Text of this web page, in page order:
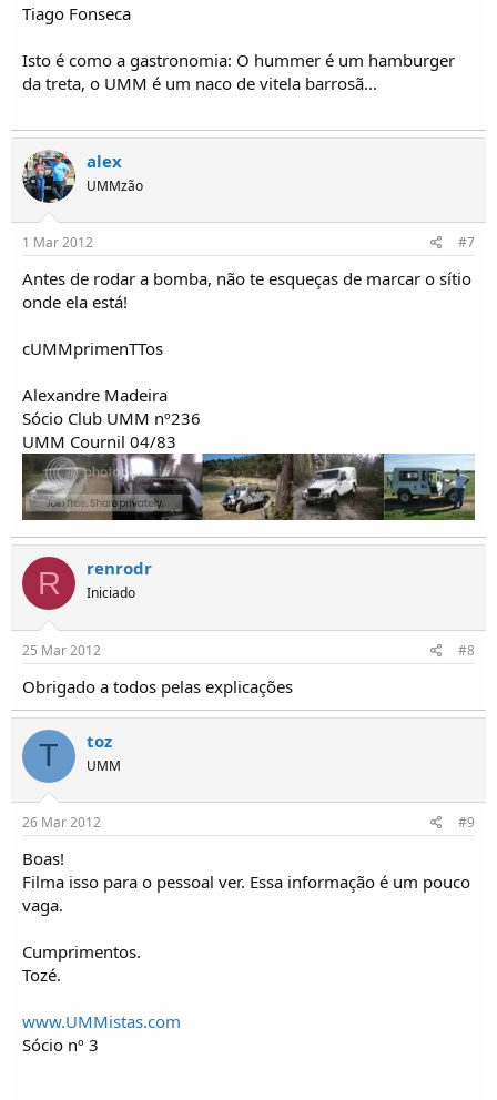
Tiago Fonseca
Isto é como a gastronomia: O hummer é um hamburger
da treta, o UMM é um naco de vitela barrosã...
alex
UMMzão
1 Mar 2012 #7
Antes de rodar a bomba, não te esqueças de marcar o sítio
onde ela está!
cUMMprimenTTos
Alexandre Madeira
Sócio Club UMM nº236
UMM Cournil 04/83
R renrodr
Iniciado
25 Mar 2012 #8
Obrigado a todos pelas explicações
T toz
UMM
26 Mar 2012 #9
Boas!
Filma isso para o pessoal ver. Essa informação é um pouco
vaga.
Cumprimentos.
Tozé.
www.UMMistas.com
Sócio nº 3